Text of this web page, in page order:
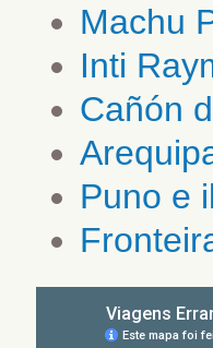
Machu
Inti
Cañón
Puno e